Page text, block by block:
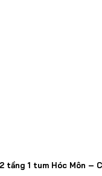
tầng 1 tum Hóc Môn –